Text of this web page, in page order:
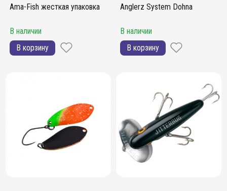
Ama-Fish жесткая упаковка
В наличии
В корзину
Anglerz System Dohna
В наличии
В корзину